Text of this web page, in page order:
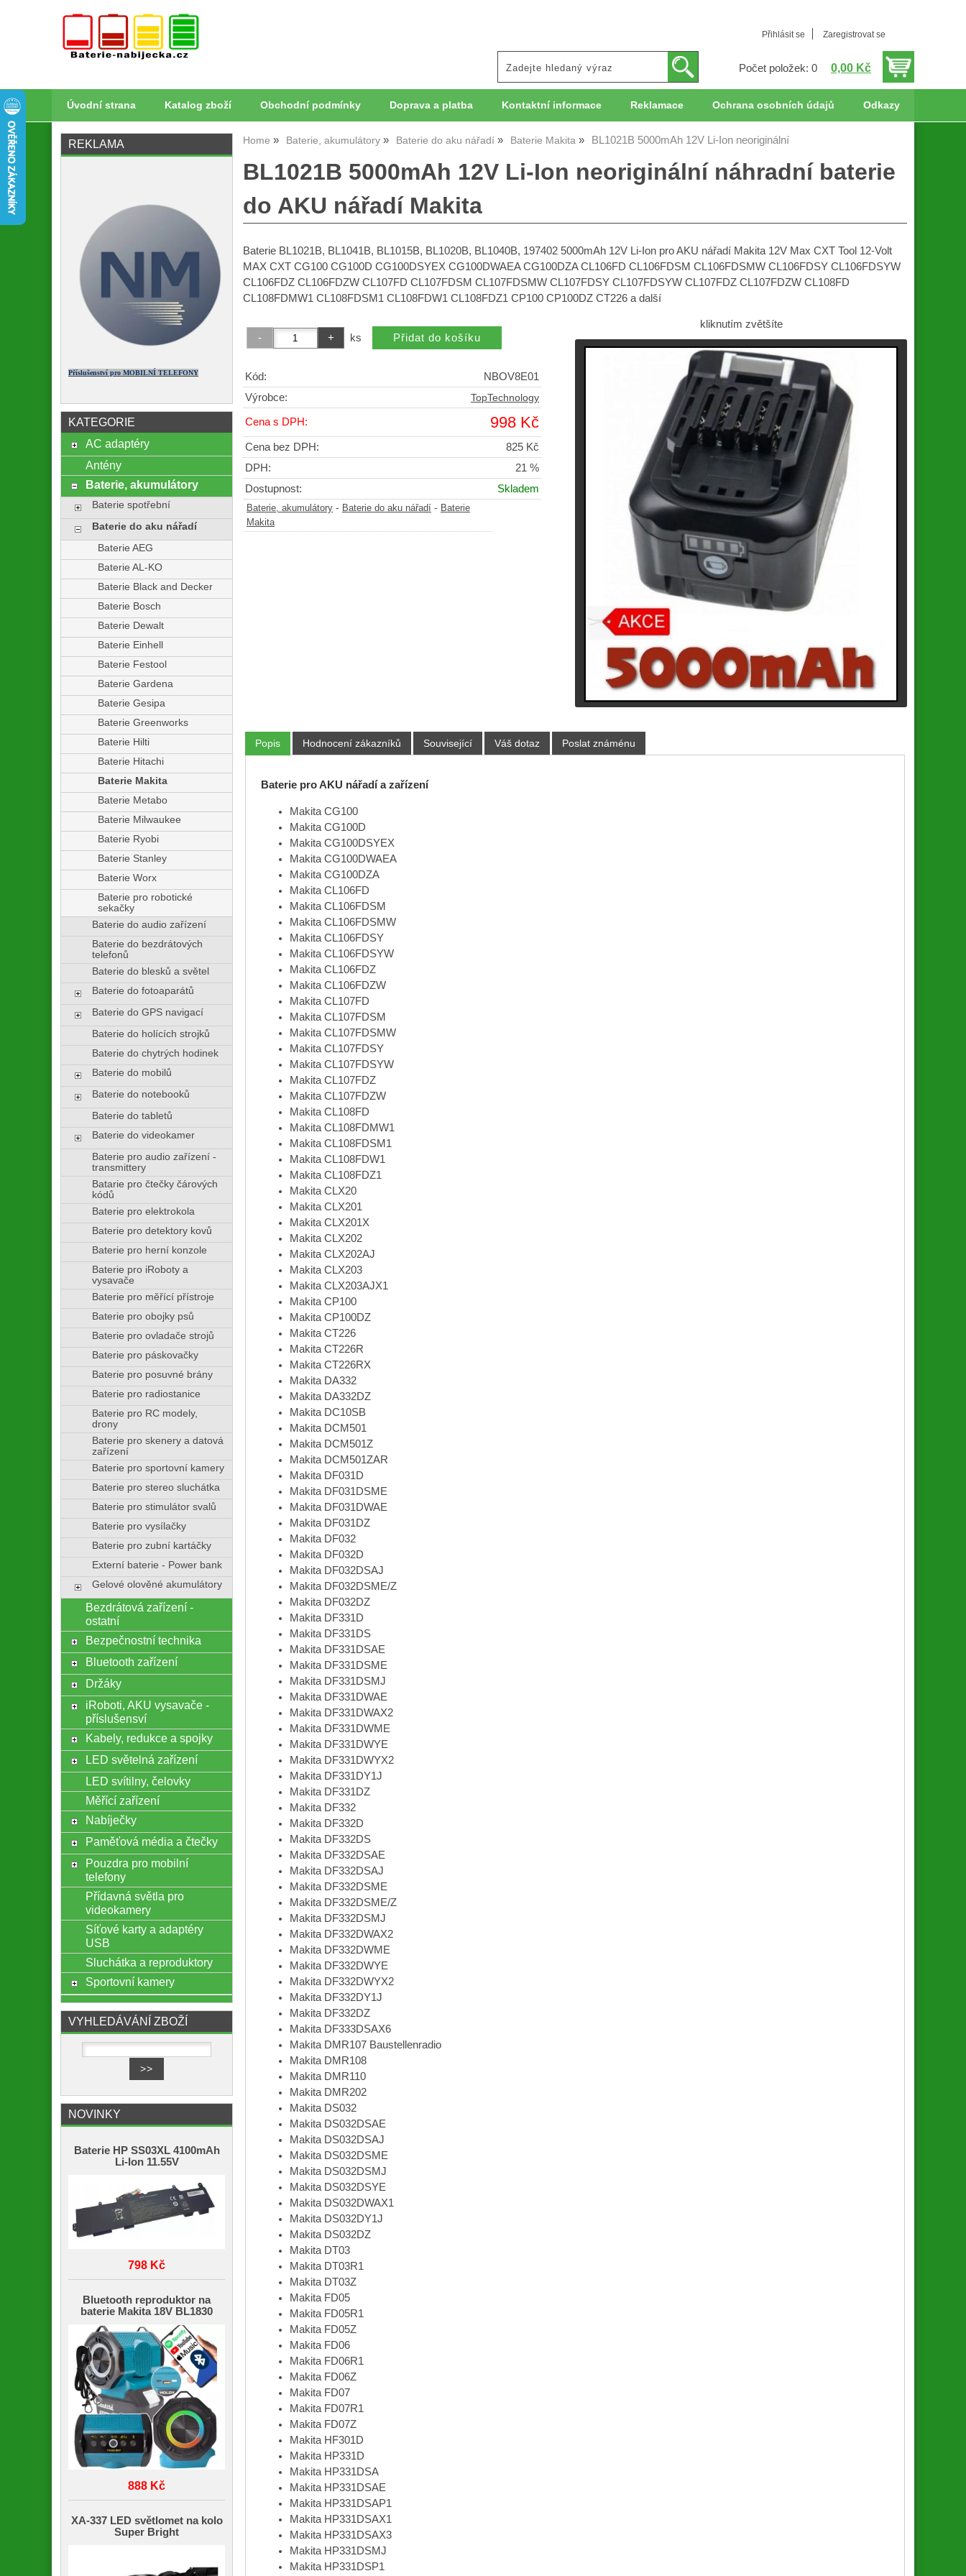
Přihlásit se Zaregistrovat se
Počet položek: 0 0,00 Kč
Úvodní strana Katalog zboží Obchodní podmínky Doprava a platba Kontaktní informace Reklamace Ochrana osobních údajů Odkazy
Home Baterie, akumulátory Baterie do aku nářadí Baterie Makita BL1021B 5000mAh 12V Li-Ion neoriginální
BL1021B 5000mAh 12V Li-Ion neoriginální náhradní baterie
do AKU nářadí Makita
Baterie BL1021B, BL1041B, BL1015B, BL1020B, BL1040B, 197402 5000mAh 12V Li-Ion pro AKU nářadí Makita 12V Max CXT Tool 12-Volt
MAX CXT CG100 CG100D CG100DSYEX CG100DWAEA CG100DZA CL106FD CL106FDSM CL106FDSMW CL106FDSY CL106FDSYW
CL106FDZ CL106FDZW CL107FD CL107FDSM CL107FDSMW CL107FDSY CL107FDSYW CL107FDZ CL107FDZW CL108FD
CL108FDMW1 CL108FDSM1 CL108FDW1 CL108FDZ1 CP100 CP100DZ CT226 a další
kliknutím zvětšíte
ks
Kód:
NBOV8E01
Výrobce:
TopTechnology
Cena s DPH: 998 Kč
Cena bez DPH:
825 Kč
DPH:
21 %
Dostupnost:
Skladem
Baterie, akumulátory - Baterie do aku nářadí - Baterie
Makita
Popis Hodnocení zákazníků Související Váš dotaz Poslat známénu
Baterie pro AKU nářadí a zařízení
Makita CG100
Makita CG100D
Makita CG100DSYEX
Makita CG100DWAEA
Makita CG100DZA
Makita CL106FD
Makita CL106FDSM
Makita CL106FDSMW
Makita CL106FDSY
Makita CL106FDSYW
Makita CL106FDZ
Makita CL106FDZW
Makita CL107FD
Makita CL107FDSM
Makita CL107FDSMW
Makita CL107FDSY
Makita CL107FDSYW
Makita CL107FDZ
Makita CL107FDZW
Makita CL108FD
Makita CL108FDMW1
Makita CL108FDSM1
Makita CL108FDW1
Makita CL108FDZ1
Makita CLX20
Makita CLX201
Makita CLX201X
Makita CLX202
Makita CLX202AJ
Makita CLX203
Makita CLX203AJX1
Makita CP100
Makita CP100DZ
Makita CT226
Makita CT226R
Makita CT226RX
Makita DA332
Makita DA332DZ
Makita DC10SB
Makita DCM501
Makita DCM501Z
Makita DCM501ZAR
Makita DF031D
Makita DF031DSME
Makita DF031DWAE
Makita DF031DZ
Makita DF032
Makita DF032D
Makita DF032DSAJ
Makita DF032DSME/Z
Makita DF032DZ
Makita DF331D
Makita DF331DS
Makita DF331DSAE
Makita DF331DSME
Makita DF331DSMJ
Makita DF331DWAE
Makita DF331DWAX2
Makita DF331DWME
Makita DF331DWYE
Makita DF331DWYX2
Makita DF331DY1J
Makita DF331DZ
Makita DF332
Makita DF332D
Makita DF332DS
Makita DF332DSAE
Makita DF332DSAJ
Makita DF332DSME
Makita DF332DSME/Z
Makita DF332DSMJ
Makita DF332DWAX2
Makita DF332DWME
Makita DF332DWYE
Makita DF332DWYX2
Makita DF332DY1J
Makita DF332DZ
Makita DF333DSAX6
Makita DMR107 Baustellenradio
Makita DMR108
Makita DMR110
Makita DMR202
Makita DS032
Makita DS032DSAE
Makita DS032DSAJ
Makita DS032DSME
Makita DS032DSMJ
Makita DS032DSYE
Makita DS032DWAX1
Makita DS032DY1J
Makita DS032DZ
Makita DT03
Makita DT03R1
Makita DT03Z
Makita FD05
Makita FD05R1
Makita FD05Z
Makita FD06
Makita FD06R1
Makita FD06Z
Makita FD07
Makita FD07R1
Makita FD07Z
Makita HF301D
Makita HP331D
Makita HP331DSA
Makita HP331DSAE
Makita HP331DSAP1
Makita HP331DSAX1
Makita HP331DSAX3
Makita HP331DSMJ
Makita HP331DSP1
REKLAMA
Příslušenství pro MOBILNÍ TELEFONY
KATEGORIE
AC adaptéry
Antény
Baterie, akumulátory
Baterie spotřební
Baterie do aku nářadí
Baterie AEG
Baterie AL-KO
Baterie Black and Decker
Baterie Bosch
Baterie Dewalt
Baterie Einhell
Baterie Festool
Baterie Gardena
Baterie Gesipa
Baterie Greenworks
Baterie Hilti
Baterie Hitachi
Baterie Makita
Baterie Metabo
Baterie Milwaukee
Baterie Ryobi
Baterie Stanley
Baterie Worx
Baterie pro robotické
sekačky
Baterie do audio zařízení
Baterie do bezdrátových
telefonů
Baterie do blesků a světel
Baterie do fotoaparátů
Baterie do GPS navigací
Baterie do holících strojků
Baterie do chytrých hodinek
Baterie do mobilů
Baterie do notebooků
Baterie do tabletů
Baterie do videokamer
Baterie pro audio zařízení -
transmittery
Batarie pro čtečky čárových
kódů
Baterie pro elektrokola
Baterie pro detektory kovů
Baterie pro herní konzole
Baterie pro iRoboty a
vysavače
Baterie pro měřící přístroje
Baterie pro obojky psů
Baterie pro ovladače strojů
Baterie pro páskovačky
Baterie pro posuvné brány
Baterie pro radiostanice
Baterie pro RC modely,
drony
Baterie pro skenery a datová
zařízení
Baterie pro sportovní kamery
Baterie pro stereo sluchátka
Baterie pro stimulátor svalů
Baterie pro vysílačky
Baterie pro zubní kartáčky
Externí baterie - Power bank
Gelové olověné akumulátory
Bezdrátová zařízení -
ostatní
Bezpečnostní technika
Bluetooth zařízení
Držáky
iRoboti, AKU vysavače -
příslušensví
Kabely, redukce a spojky
LED světelná zařízení
LED svítilny, čelovky
Měřící zařízení
Nabíječky
Paměťová média a čtečky
Pouzdra pro mobilní
telefony
Přídavná světla pro
videokamery
Síťové karty a adaptéry
USB
Sluchátka a reproduktory
Sportovní kamery
VYHLEDÁVÁNÍ ZBOŽÍ
NOVINKY
Baterie HP SS03XL 4100mAh
Li-Ion 11.55V
798 Kč
Bluetooth reproduktor na
baterie Makita 18V BL1830
888 Kč
XA-337 LED světlomet na kolo
Super Bright